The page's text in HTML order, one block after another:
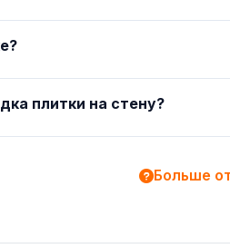
плитки на стену?
Больше